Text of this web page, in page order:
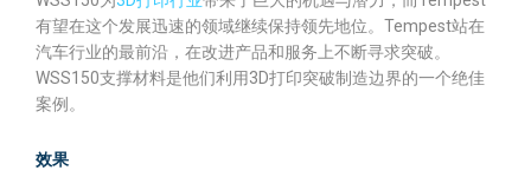
有望在这个发展迅速的领域继续保持领先地位。Tempest站在
汽车行业的最前沿，在改进产品和服务上不断寻求突破。
WSS150支撑材料是他们利用3D打印突破制造边界的一个绝佳
案例。
效果